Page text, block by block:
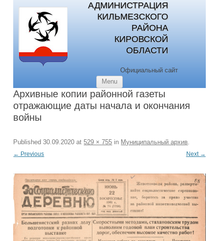
АДМИНИСТРАЦИЯ
КИЛЬМЕЗСКОГО
РАЙОНА
КИРОВСКОЙ
ОБЛАСТИ
Официальный сайт
Menu
Архивные копии районной газеты
отражающие даты начала и окончания
войны
Published30.09.2020 at529 × 755 in Муниципальный архив.
← Previous Next →